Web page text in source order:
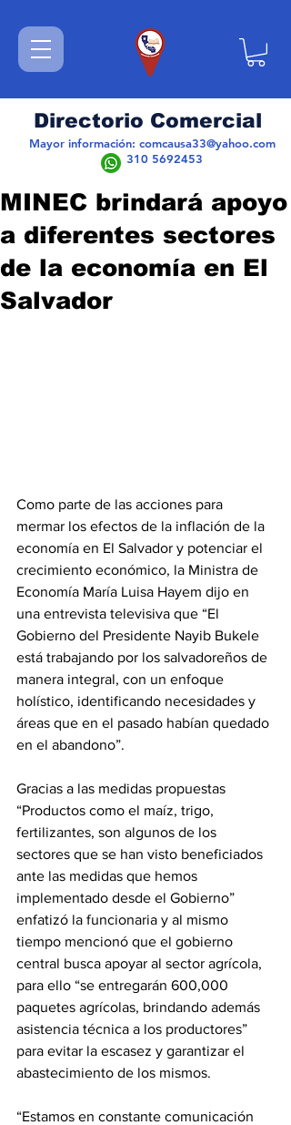
Directorio Comercial
Mayor información: comcausa33@yahoo.com
310 5692453
MINEC brindará apoyo
a diferentes sectores
de la economía en El
Salvador
Como parte de las acciones para
mermar los efectos de la inflación de la
economía en El Salvador y potenciar el
crecimiento económico, la Ministra de
Economía María Luisa Hayem dijo en
una entrevista televisiva que “El
Gobierno del Presidente Nayib Bukele
está trabajando por los salvadoreños de
manera integral, con un enfoque
holístico, identificando necesidades y
áreas que en el pasado habían quedado
en el abandono”.
Gracias a las medidas propuestas
“Productos como el maíz, trigo,
fertilizantes, son algunos de los
sectores que se han visto beneficiados
ante las medidas que hemos
implementado desde el Gobierno”
enfatizó la funcionaria y al mismo
tiempo mencionó que el gobierno
central busca apoyar al sector agrícola,
para ello “se entregarán 600,000
paquetes agrícolas, brindando además
asistencia técnica a los productores”
para evitar la escasez y garantizar el
abastecimiento de los mismos.
“Estamos en constante comunicación